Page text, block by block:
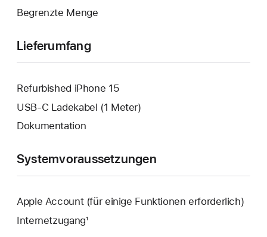
Begrenzte Menge
Lieferumfang
Refurbished iPhone 15
USB‑C Ladekabel (1 Meter)
Dokumentation
Systemvoraussetzungen
Apple Account (für einige Funktionen erforderlich)
Internetzugang¹